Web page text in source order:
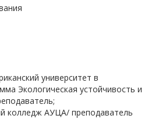
университет в
Экологическая устойчивость и
колледж АУЦА/ преподаватель